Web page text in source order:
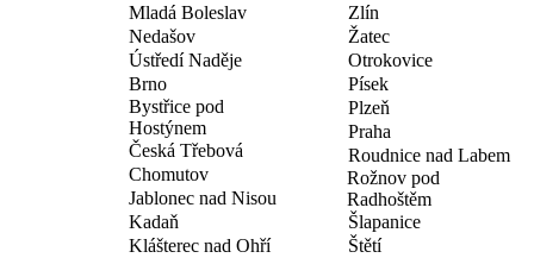
Mladá Boleslav
Nedašov
Zlín
Žatec
Ústředí Naděje
Brno
Bystřice pod
Hostýnem
Česká Třebová
Chomutov
Jablonec nad Nisou
Kadaň
Klášterec nad Ohří
Otrokovice
Písek
Plzeň
Praha
Roudnice nad Labem
Rožnov pod
Radhoštěm
Šlapanice
Štětí